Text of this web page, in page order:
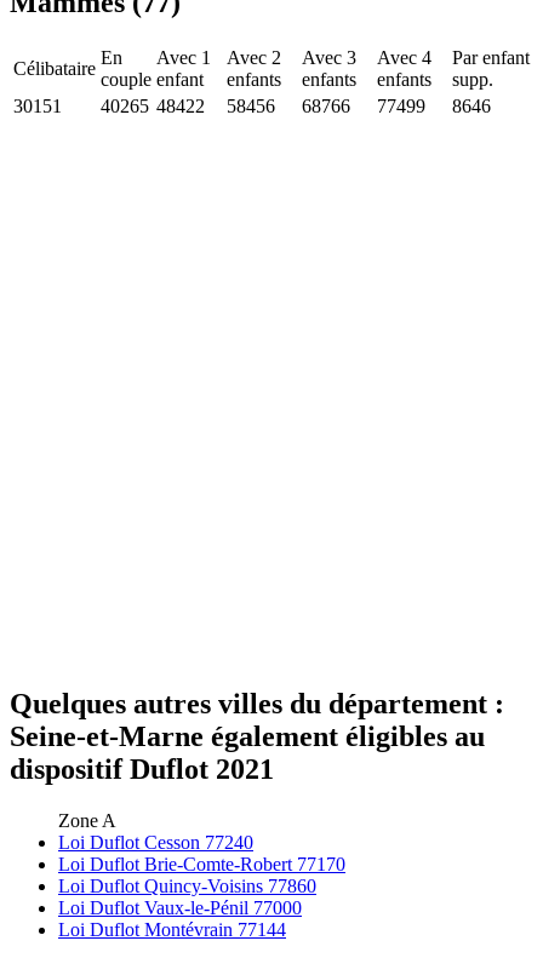
Célibataire
En
couple
Avec 1
enfant
Avec 2
enfants
Avec 3
enfants
Avec 4
enfants
Par enfant
supp.
30151
40265 48422 58456 68766 77499 8646
Quelques autres villes du département :
Seine-et-Marne également éligibles au
dispositif Duflot 2021
Zone A
Loi Duflot Cesson 77240
Loi Duflot Brie-Comte-Robert 77170
Loi Duflot Quincy-Voisins 77860
Loi Duflot Vaux-le-Pénil 77000
Loi Duflot Montévrain 77144